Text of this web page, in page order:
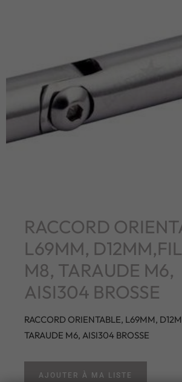
RACCORD
L69MM,
M8, TARAUDE M6,
AISI304 BROSSE
RACCORD ORIENTABLE, L69MM,
TARAUDE M6, AISI304 BROSSE
AJOUTER À MA LISTE